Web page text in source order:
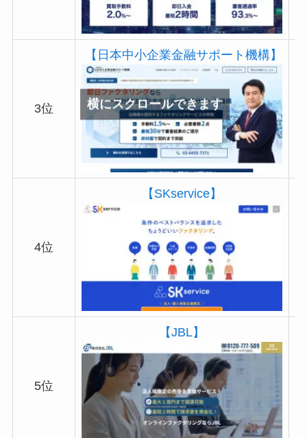
3位
【日本中小企業金融サポート機構】
4位
【SKservice】
5位
【JBL】
横にスクロールできます